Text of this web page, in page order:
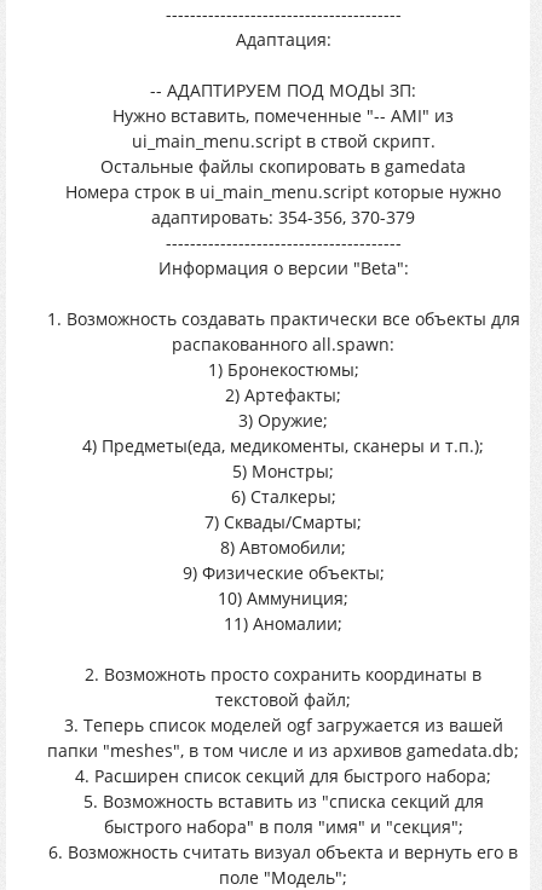
---------------------------------------
Адаптация:
-- АДАПТИРУЕМ ПОД МОДЫ ЗП:
Нужно вставить, помеченные "-- AMI" из
ui_main_menu.script в ствой скрипт.
Остальные файлы скопировать в gamedata
Номера строк в ui_main_menu.script которые нужно
адаптировать: 354-356, 370-379
---------------------------------------
Информация о версии "Beta":
1. Возможность создавать практически все объекты для
распакованного all.spawn:
1) Бронекостюмы;
2) Артефакты;
3) Оружие;
4) Предметы(еда, медикоменты, сканеры и т.п.);
5) Монстры;
6) Сталкеры;
7) Сквады/Смарты;
8) Автомобили;
9) Физические объекты;
10) Аммуниция;
11) Аномалии;
2. Возможноть просто сохранить координаты в
текстовой файл;
3. Теперь список моделей ogf загружается из вашей
папки "meshes", в том числе и из архивов gamedata.db;
4. Расширен список секций для быстрого набора;
5. Возможность вставить из "списка секций для
быстрого набора" в поля "имя" и "секция";
6. Возможность считать визуал объекта и вернуть его в
поле "Модель";